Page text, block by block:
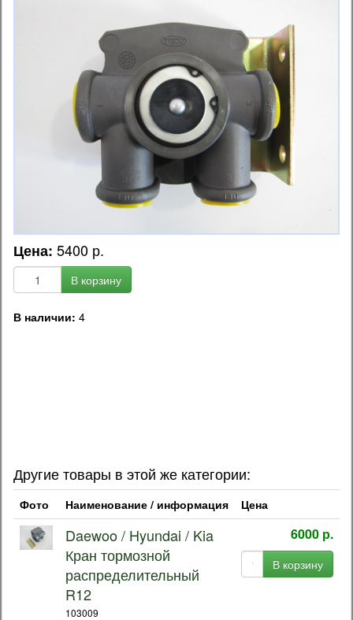
Цена: 5400 р.
В корзину
В наличии: 4
Другие товары в этой же категории:
Фото Наименование / информация Цена
Daewoo / Hyundai / Kia
Кран тормозной
распределительный
R12
103009
6000 р.
В корзину